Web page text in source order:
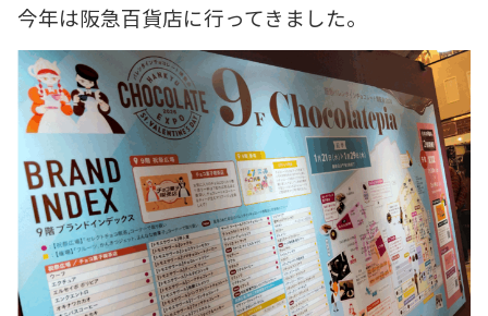
今年は阪急百貨店に行ってきました。